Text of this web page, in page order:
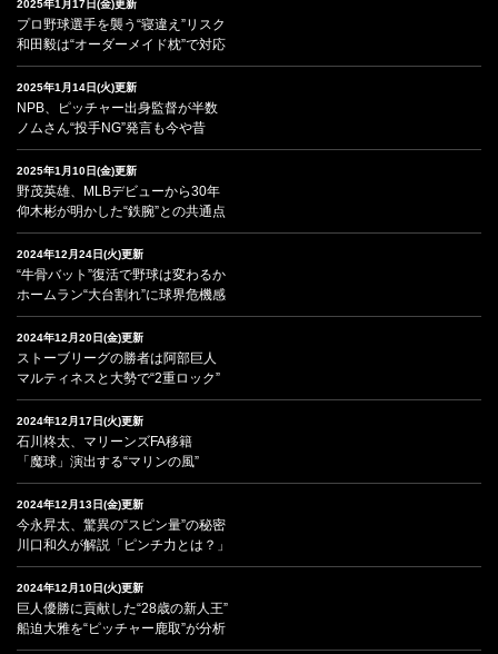
2025年1月17日(金)更新
プロ野球選手を襲う“寝違え”リスク
和田毅は“オーダーメイド枕”で対応
2025年1月14日(火)更新
NPB、ピッチャー出身監督が半数
ノムさん“投手NG”発言も今や昔
2025年1月10日(金)更新
野茂英雄、MLBデビューから30年
仰木彬が明かした“鉄腕”との共通点
2024年12月24日(火)更新
“牛骨バット”復活で野球は変わるか
ホームラン“大台割れ”に球界危機感
2024年12月20日(金)更新
ストーブリーグの勝者は阿部巨人
マルティネスと大勢で“2重ロック”
2024年12月17日(火)更新
石川柊太、マリーンズFA移籍
「魔球」演出する“マリンの風”
2024年12月13日(金)更新
今永昇太、驚異の“スピン量”の秘密
川口和久が解説「ピンチ力とは？」
2024年12月10日(火)更新
巨人優勝に貢献した“28歳の新人王”
船迫大雅を“ピッチャー鹿取”が分析